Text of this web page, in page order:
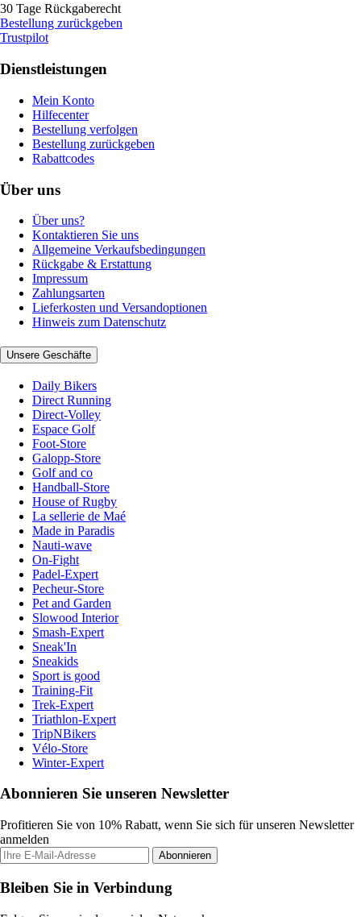
30 Tage Rückgaberecht
Bestellung zurückgeben
Trustpilot
Dienstleistungen
Mein Konto
Hilfecenter
Bestellung verfolgen
Bestellung zurückgeben
Rabattcodes
Über uns
Über uns?
Kontaktieren Sie uns
Allgemeine Verkaufsbedingungen
Rückgabe & Erstattung
Impressum
Zahlungsarten
Lieferkosten und Versandoptionen
Hinweis zum Datenschutz
Unsere Geschäfte
Daily Bikers
Direct Running
Direct-Volley
Espace Golf
Foot-Store
Galopp-Store
Golf and co
Handball-Store
House of Rugby
La sellerie de Maé
Made in Paradis
Nauti-wave
On-Fight
Padel-Expert
Pecheur-Store
Pet and Garden
Slowood Interior
Smash-Expert
Sneak'In
Sneakids
Sport is good
Training-Fit
Trek-Expert
Triathlon-Expert
TripNBikers
Vélo-Store
Winter-Expert
Abonnieren Sie unseren Newsletter
Profitieren Sie von 10% Rabatt, wenn Sie sich für unseren Newsletter
anmelden
Abonnieren
Bleiben Sie in Verbindung